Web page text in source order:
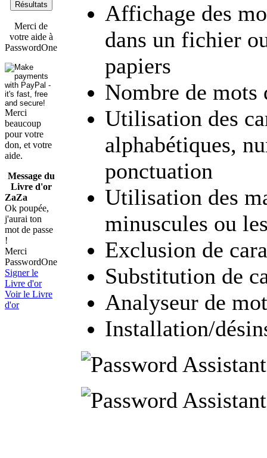
Résultats
Merci de
votre aide à
PasswordOne
Merci
beaucoup
pour votre
don, et votre
aide.
Message du
Livre d'or
ZaZa
Ok poupée,
j'aurai ton
mot de passe
!
Merci
PasswordOne
Signer le
Livre d'or
Voir le Livre
d'or
Affichage des
dans un fichier
papiers
Nombre de mots
Utilisation des
alphabétiques,
ponctuation
Utilisation des
minuscules ou
Exclusion de
Substitution de
Analyseur de
Installation/